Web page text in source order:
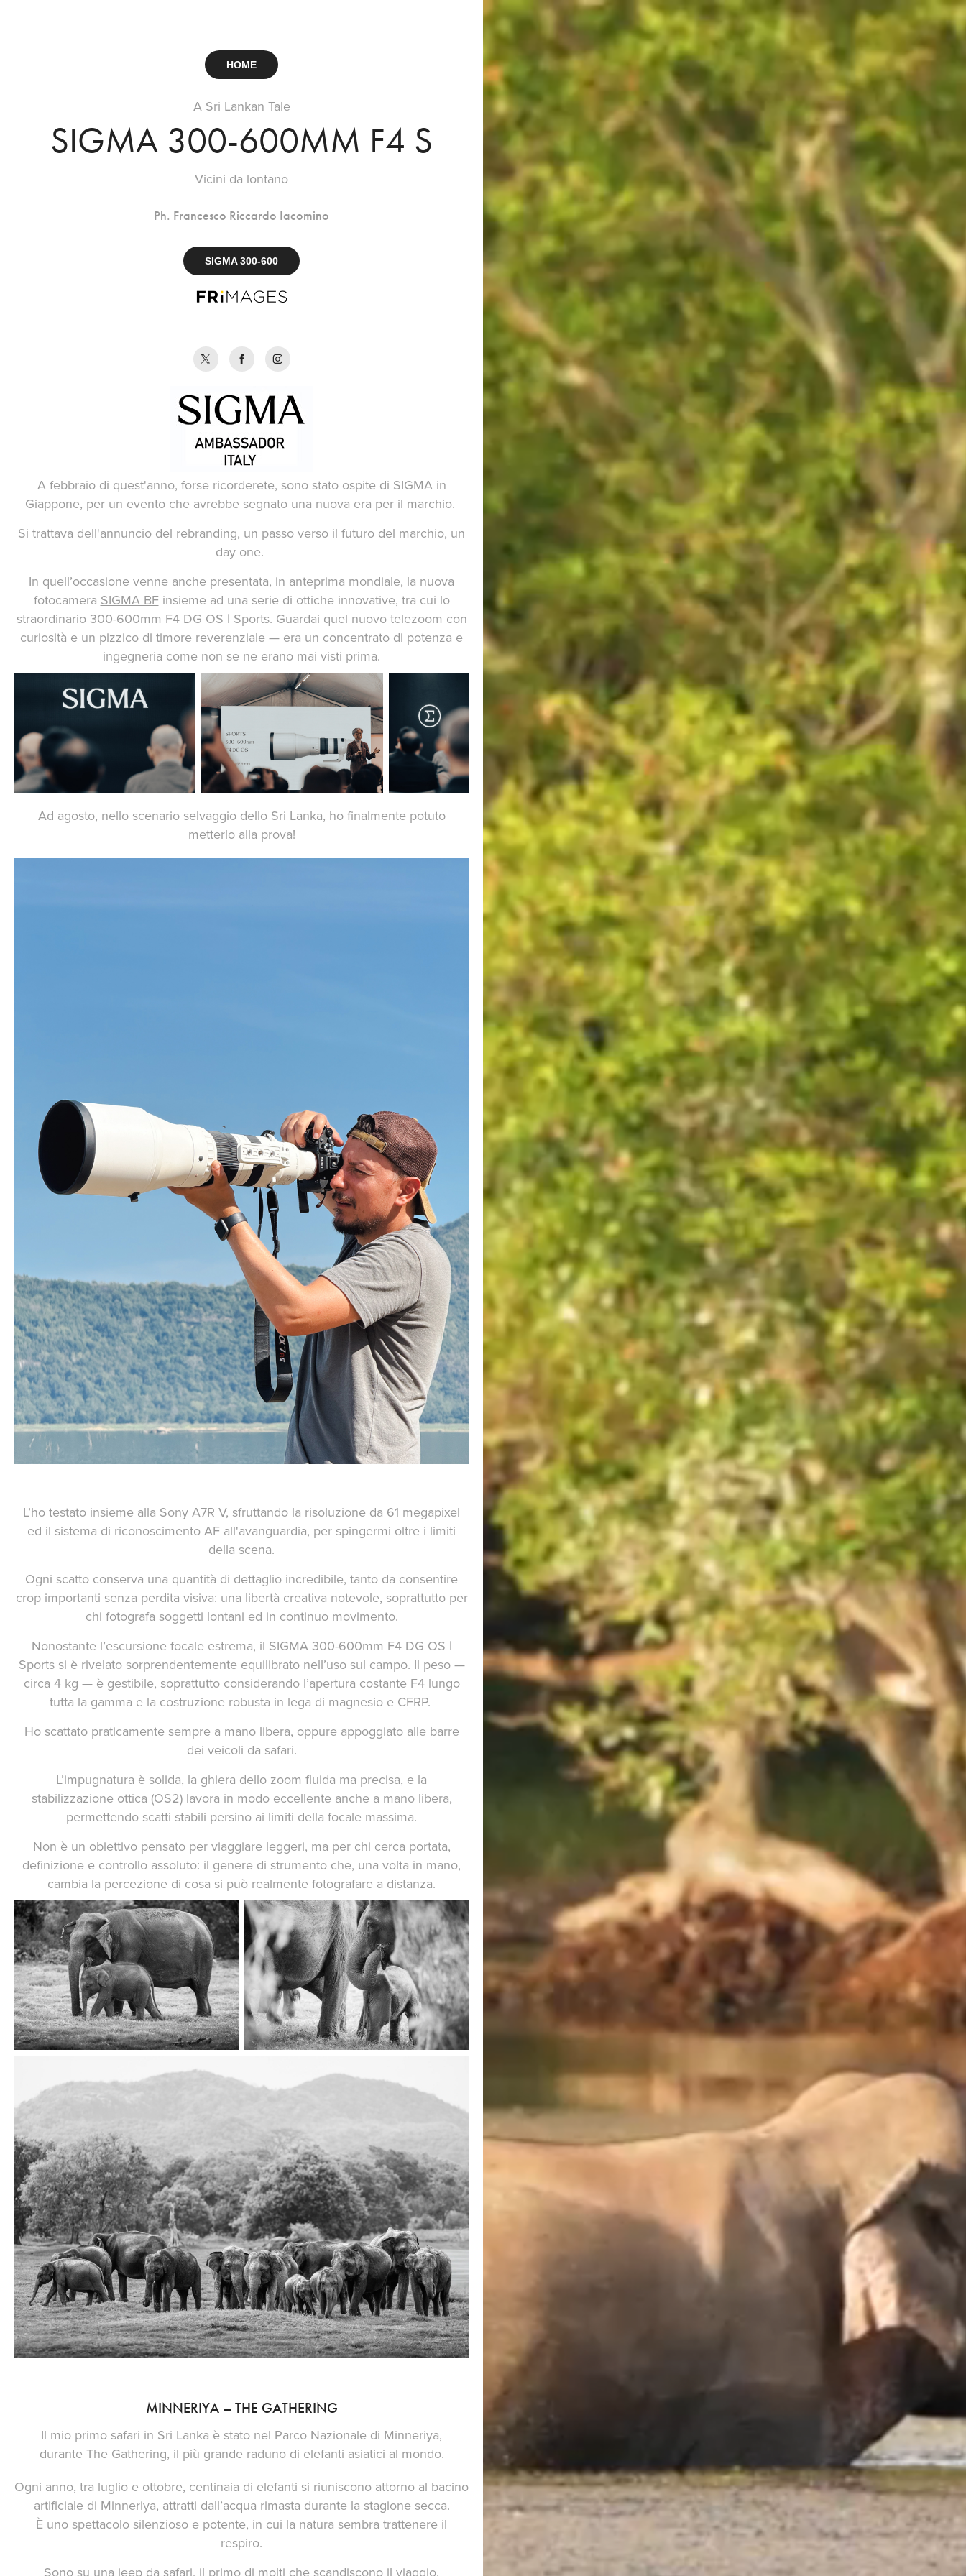
HOME
A Sri Lankan Tale
SIGMA 300-600MM F4 S
Vicini da lontano
Ph. Francesco Riccardo Iacomino
SIGMA 300-600
A febbraio di quest'anno, forse ricorderete, sono stato ospite di SIGMA in
Giappone, per un evento che avrebbe segnato una nuova era per il marchio.
Si trattava dell'annuncio del rebranding, un passo verso il futuro del marchio, un
day one.
In quell’occasione venne anche presentata, in anteprima mondiale, la nuova
fotocamera SIGMA BFinsieme ad una serie di ottiche innovative, tra cui lo
straordinario 300-600mm F4 DG OS | Sports. Guardai quel nuovo telezoom con
curiosità e un pizzico di timore reverenziale — era un concentrato di potenza e
ingegneria come non se ne erano mai visti prima.
Ad agosto, nello scenario selvaggio dello Sri Lanka, ho finalmente potuto
metterlo alla prova!
L’ho testato insieme alla Sony A7R V, sfruttando la risoluzione da 61 megapixel
ed il sistema di riconoscimento AF all'avanguardia, per spingermi oltre i limiti
della scena.
Ogni scatto conserva una quantità di dettaglio incredibile, tanto da consentire
crop importanti senza perdita visiva: una libertà creativa notevole, soprattutto per
chi fotografa soggetti lontani ed in continuo movimento.
Nonostante l’escursione focale estrema, il SIGMA 300-600mm F4 DG OS |
Sports si è rivelato sorprendentemente equilibrato nell’uso sul campo. Il peso —
circa 4 kg — è gestibile, soprattutto considerando l’apertura costante F4 lungo
tutta la gamma e la costruzione robusta in lega di magnesio e CFRP.
Ho scattato praticamente sempre a mano libera, oppure appoggiato alle barre
dei veicoli da safari.
L’impugnatura è solida, la ghiera dello zoom fluida ma precisa, e la
stabilizzazione ottica (OS2) lavora in modo eccellente anche a mano libera,
permettendo scatti stabili persino ai limiti della focale massima.
Non è un obiettivo pensato per viaggiare leggeri, ma per chi cerca portata,
definizione e controllo assoluto: il genere di strumento che, una volta in mano,
cambia la percezione di cosa si può realmente fotografare a distanza.
MINNERIYA – THE GATHERING
Il mio primo safari in Sri Lanka è stato nel Parco Nazionale di Minneriya,
durante The Gathering, il più grande raduno di elefanti asiatici al mondo.
Ogni anno, tra luglio e ottobre, centinaia di elefanti si riuniscono attorno al bacino
artificiale di Minneriya, attratti dall’acqua rimasta durante la stagione secca.
È uno spettacolo silenzioso e potente, in cui la natura sembra trattenere il
respiro.
Sono su una jeep da safari, il primo di molti che scandiscono il viaggio.